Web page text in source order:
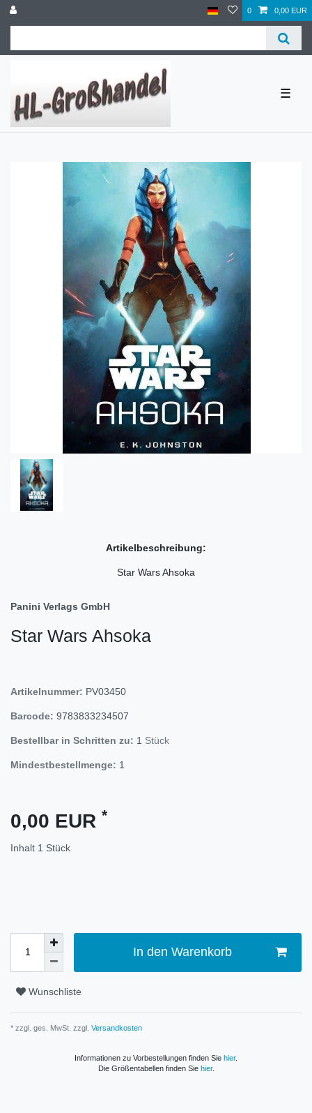
0 0,00 EUR
☰
Artikelbeschreibung:
Star Wars Ahsoka
Panini Verlags GmbH
Star Wars Ahsoka
Artikelnummer: PV03450
Barcode: 9783833234507
Bestellbar in Schritten zu: 1 Stück
Mindestbestellmenge: 1
0,00 EUR *
Inhalt 1 Stück
In den Warenkorb
Wunschliste
* zzgl. ges. MwSt. zzgl. Versandkosten
Informationen zu Vorbestellungen finden Sie hier.
Die Größentabellen finden Sie hier.